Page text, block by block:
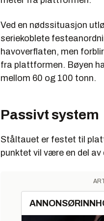
Ved en nødssituasjon
seriekoblete
havoverflaten, men
fra plattformen. Bøyen
mellom 60 og 100 tonn.
Passivt system
Ståltauet er festet til
punktet vil være en del